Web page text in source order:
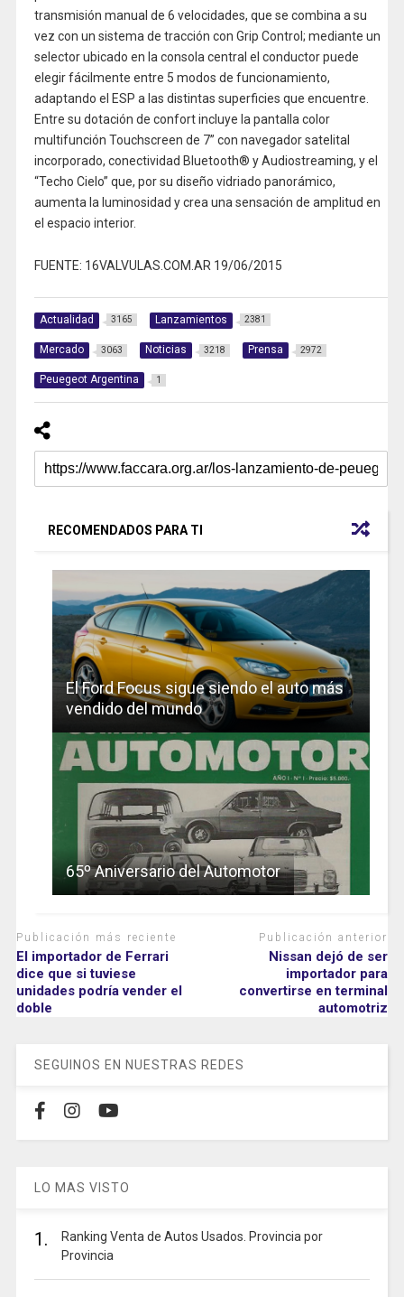
transmisión manual de 6 velocidades, que se combina a su
vez con un sistema de tracción con Grip Control; mediante un
selector ubicado en la consola central el conductor puede
elegir fácilmente entre 5 modos de funcionamiento,
adaptando el ESP a las distintas superficies que encuentre.
Entre su dotación de confort incluye la pantalla color
multifunción Touchscreen de 7” con navegador satelital
incorporado, conectividad Bluetooth® y Audiostreaming, y el
“Techo Cielo” que, por su diseño vidriado panorámico,
aumenta la luminosidad y crea una sensación de amplitud en
el espacio interior.
FUENTE: 16VALVULAS.COM.AR 19/06/2015
Actualidad 3165 Lanzamientos 2381
Mercado 3063 Noticias 3218 Prensa 2972
Peuegeot Argentina 1
RECOMENDADOS PARA TI
El Ford Focus sigue siendo el auto más
vendido del mundo
65º Aniversario del Automotor
Publicación más reciente
El importador de Ferrari
dice que si tuviese
unidades podría vender el
doble
Publicación anterior
Nissan dejó de ser
importador para
convertirse en terminal
automotriz
SEGUINOS EN NUESTRAS REDES
LO MAS VISTO
1.
Ranking Venta de Autos Usados. Provincia por
Provincia